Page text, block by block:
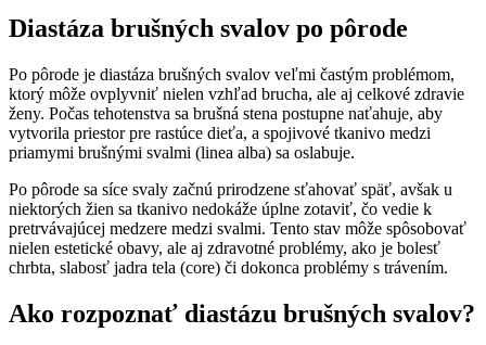
Diastáza brušných svalov po pôrode
Po pôrode je diastáza brušných svalov veľmi častým problémom,
ktorý môže ovplyvniť nielen vzhľad brucha, ale aj celkové zdravie
ženy. Počas tehotenstva sa brušná stena postupne naťahuje, aby
vytvorila priestor pre rastúce dieťa, a spojivové tkanivo medzi
priamymi brušnými svalmi (linea alba) sa oslabuje.
Po pôrode sa síce svaly začnú prirodzene sťahovať späť, avšak u
niektorých žien sa tkanivo nedokáže úplne zotaviť, čo vedie k
pretrvávajúcej medzere medzi svalmi. Tento stav môže spôsobovať
nielen estetické obavy, ale aj zdravotné problémy, ako je bolesť
chrbta, slabosť jadra tela (core) či dokonca problémy s trávením.
Ako rozpoznať diastázu brušných svalov?